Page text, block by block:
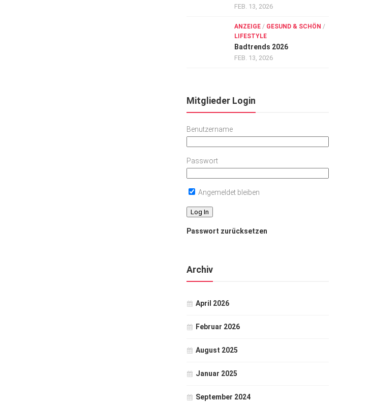
FEB. 13, 2026
ANZEIGE / GESUND & SCHÖN /
LIFESTYLE
Badtrends 2026
FEB. 13, 2026
Mitglieder Login
Benutzername
Passwort
Angemeldet bleiben
Passwort zurücksetzen
Archiv
April 2026
Februar 2026
August 2025
Januar 2025
September 2024